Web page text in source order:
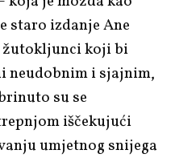
staro izdanje Ane
žutokljunci koji bi
neudobnim i sjajnim,
su se
iščekujući
umjetnog snijega